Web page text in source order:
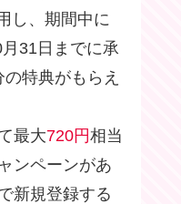
し、期間中に
31日までに承
の特典がもらえ
最大720円相当
ンペーンがあ
新規登録する